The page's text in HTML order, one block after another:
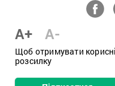
A+ A-
Щоб отримувати
розсилку